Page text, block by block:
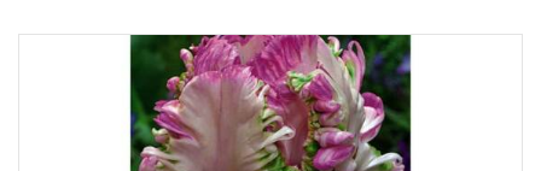
La boutique
Promotions et évènements
Conseils